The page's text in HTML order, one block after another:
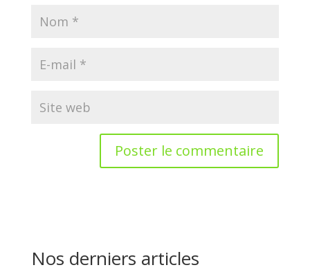
Nos derniers articles